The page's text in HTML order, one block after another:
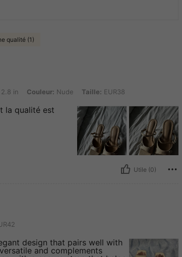
qualité (1)
Nude, Taille: EUR38
2.8 in Couleur: Nude Taille: EUR38
la qualité est
Utile (0)
design that pairs well with
and complements